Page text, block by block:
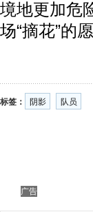
境地更加危
场“摘花”的
标签： 阴影 队员
广告